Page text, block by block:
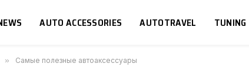
AUTO ACCESSORIES AUTOTRAVEL TUNING
» Самые полезные автоаксессуары